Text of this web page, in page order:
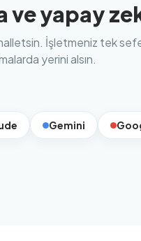
yapay
İşletmeniz tek
yerini alsın.
Gemini